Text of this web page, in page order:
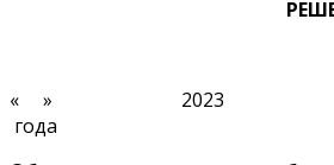
« » 2023
года